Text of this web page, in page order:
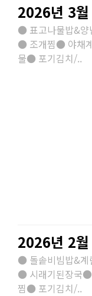
2026년 3
● 표고나물밥&
● 조개찜● 야채
물● 포기김치/..
2026년 2
● 돌솥비빔밥&
● 시래기된장국●
찜● 포기김치/..